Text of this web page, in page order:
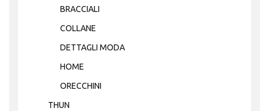
BRACCIALI
COLLANE
DETTAGLI MODA
HOME
ORECCHINI
THUN